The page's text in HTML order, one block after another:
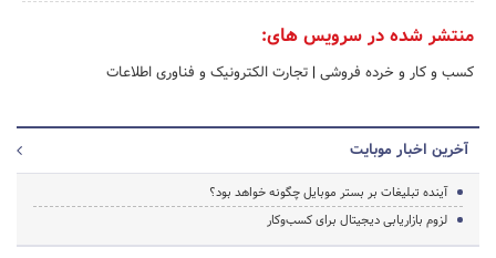
منتشر شده در سرویس های:
کسب و کار و خرده فروشی | تجارت الکترونیک و فناوری اطلاعات
آخرین اخبار موبایت
آینده تبلیغات بر بستر موبایل چگونه خواهد بود؟
لزوم بازاریابی دیجیتال برای کسب‌وکار